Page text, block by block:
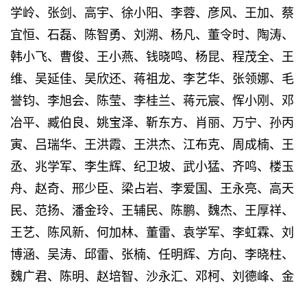
学岭、张剑、高宇、徐小阳、李蓉、彦风、王加、蔡
宜恒、石磊、陈智勇、刘溯、杨凡、董令时、陶涛、
韩小飞、曹俊、王小燕、钱晓鸣、杨昆、程茂全、王
维、吴延佳、吴欣还、蒋祖龙、李艺华、张领娜、毛
誉钧、李旭会、陈莹、李桂兰、蒋元宸、恽小刚、邓
冶平、臧伯良、姚宝泽、靳东方、肖丽、万宁、孙丙
寅、吕瑞华、王洪霞、王洪杰、江布克、周成楠、王
丞、兆学军、李生辉、纪卫坡、武小猛、齐鸣、楼玉
舟、赵奇、邢少臣、梁占岩、李爱国、王永亮、高天
民、范扬、潘金玲、王辅民、陈鹏、魏杰、王厚祥、
王艺、陈风新、何加林、董雷、袁学军、李虹霖、刘
博涵、吴涛、邱雷、张楠、任明辉、方向、李晓柱、
魏广君、陈明、赵培智、沙永汇、邓柯、刘德峰、金